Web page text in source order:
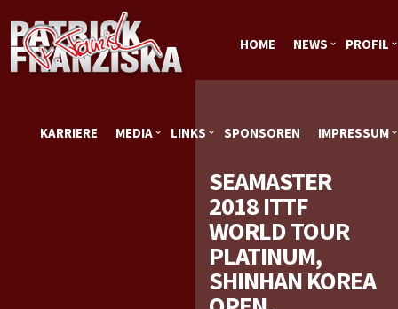
HOME NEWS PROFIL
KARRIERE MEDIA LINKS SPONSOREN IMPRESSUM
SEAMASTER
2018 ITTF
WORLD TOUR
PLATINUM,
SHINHAN KOREA